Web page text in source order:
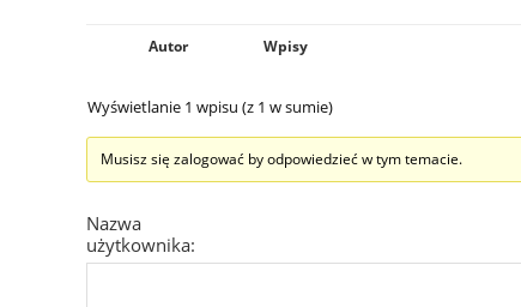
Autor Wpisy
Wyświetlanie 1 wpisu (z 1 w sumie)
Musisz się zalogować by odpowiedzieć w tym temacie.
Nazwa
użytkownika: